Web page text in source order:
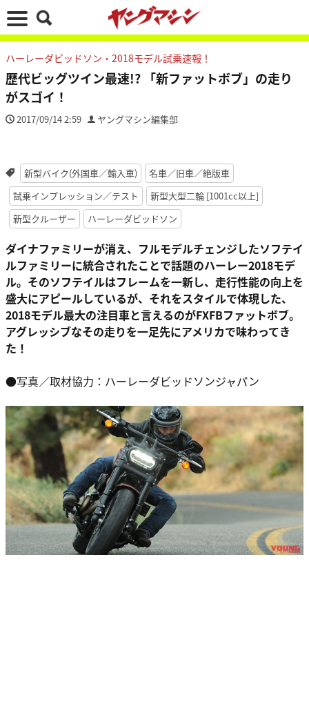
ハーレーダビッドソン・2018モデル試乗速報！
歴代ビッグツイン最速!? 「新ファットボブ」の走り
がスゴイ！
2017/09/14 2:59 ヤングマシン編集部
新型バイク(外国車／輸入車)
名車／旧車／絶版車
試乗インプレッション／テスト
新型大型二輪 [1001cc以上]
新型クルーザー
ハーレーダビッドソン
ダイナファミリーが消え、フルモデルチェンジしたソフテイ
ルファミリーに統合されたことで話題のハーレー2018モデ
ル。そのソフテイルはフレームを一新し、走行性能の向上を
盛大にアピールしているが、それをスタイルで体現した、
2018モデル最大の注目車と言えるのがFXFBファットボブ。
アグレッシブなその走りを一足先にアメリカで味わってき
た！
●写真／取材協力：ハーレーダビッドソンジャパン